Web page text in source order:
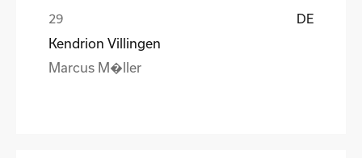
DE
Kendrion Villingen
Marcus M�ller